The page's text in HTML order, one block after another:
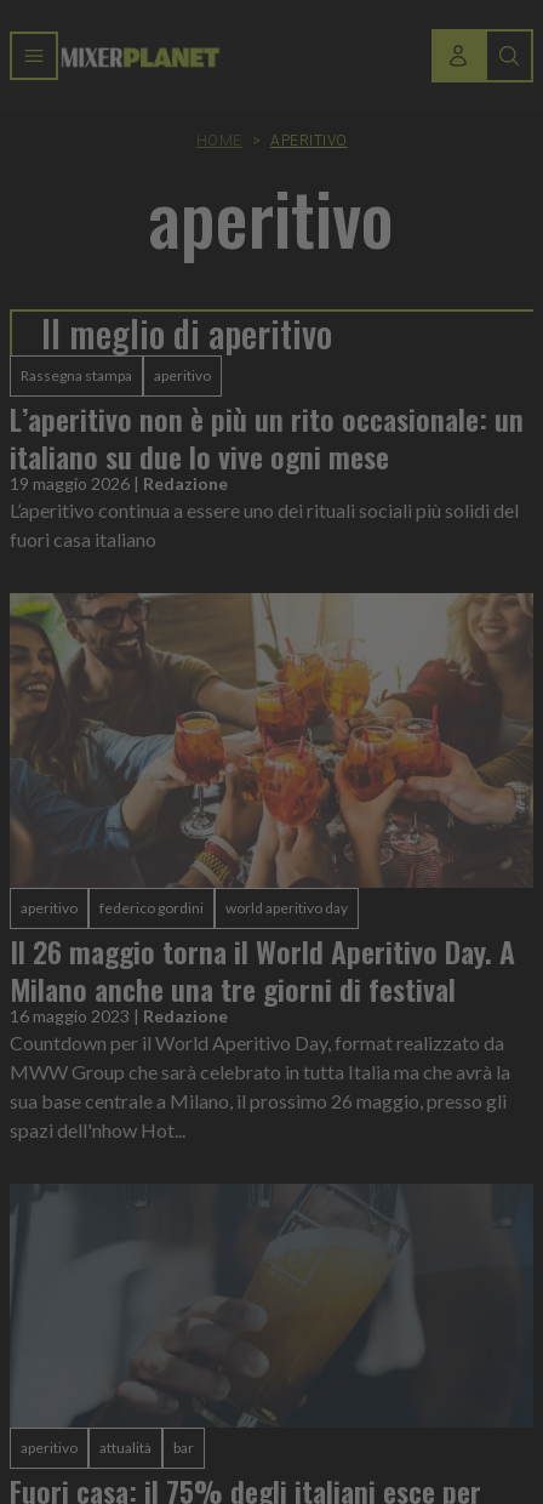
HOME > APERITIVO
aperitivo
Il meglio di aperitivo
Rassegna stampa aperitivo
L’aperitivo non è più un rito occasionale: un
italiano su due lo vive ogni mese
19 maggio 2026 | Redazione
L’aperitivo continua a essere uno dei rituali sociali più solidi del
fuori casa italiano
aperitivo federico gordini world aperitivo day
Il 26 maggio torna il World Aperitivo Day. A
Milano anche una tre giorni di festival
16 maggio 2023 | Redazione
Countdown per il World Aperitivo Day, format realizzato da
MWW Group che sarà celebrato in tutta Italia ma che avrà la
sua base centrale a Milano, il prossimo 26 maggio, presso gli
spazi dell'nhow Hot...
aperitivo attualità bar
Fuori casa: il 75% degli italiani esce per